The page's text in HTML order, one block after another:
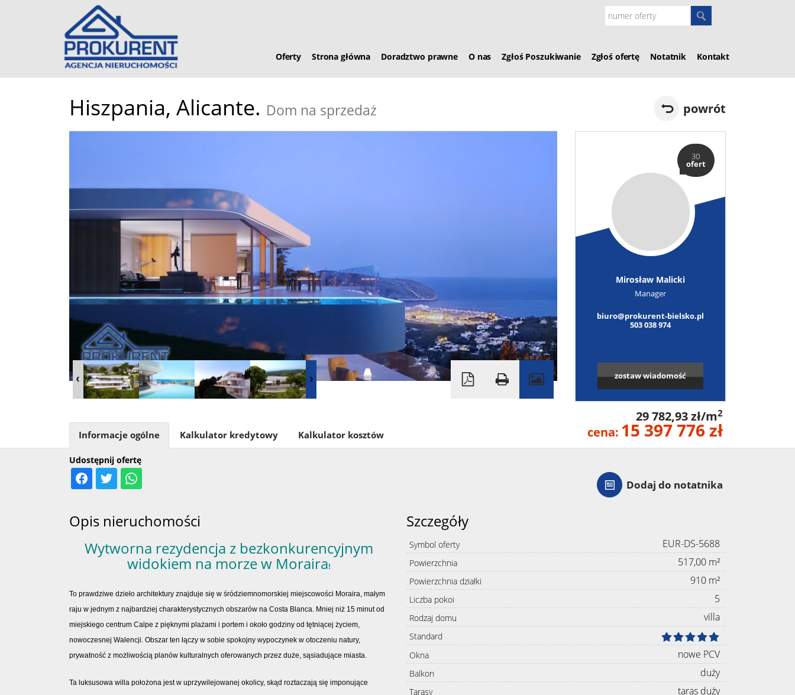
Oferty Strona główna Doradztwo prawne O nas Zgłoś Poszukiwanie Zgłoś ofertę Notatnik Kontakt
Hiszpania, Alicante. Dom na sprzedaż powrót
30
ofert
Mirosław Malicki
Manager
biuro@prokurent-bielsko.pl
503 038 974
zostaw wiadomość
29 782,93 zł/m2
cena: 15 397 776 zł
Dodaj do notatnika
Udostępnij ofertę
Informacje ogólne Kalkulator kredytowy Kalkulator kosztów
Opis nieruchomości
Wytworna rezydencja z bezkonkurencyjnym
widokiem na morze w Moraira!
To prawdziwe dzieło architektury znajduje się w śródziemnomorskiej miejscowości Moraira, małym
raju w jednym z najbardziej charakterystycznych obszarów na Costa Blanca. Mniej niż 15 minut od
miejskiego centrum Calpe z pięknymi plażami i portem i około godziny od tętniącej życiem,
nowoczesnej Walencji. Obszar ten łączy w sobie spokojny wypoczynek w otoczeniu natury,
prywatność z możliwością planów kulturalnych oferowanych przez duże, sąsiadujące miasta.
Ta luksusowa willa położona jest w uprzywilejowanej okolicy, skąd roztaczają się imponujące
Szczegóły
Symbol oferty EUR-DS-5688
Powierzchnia 517,00 m²
Powierzchnia działki 910 m²
Liczba pokoi 5
Rodzaj domu villa
Standard
Okna
nowe PCV
Balkon duży
Tarasy taras duży